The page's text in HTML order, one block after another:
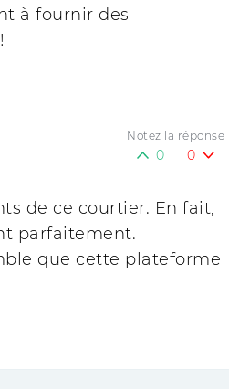
Notez la réponse
0 0
de ce courtier. En fait,
parfaitement.
que cette plateforme
à fournir des